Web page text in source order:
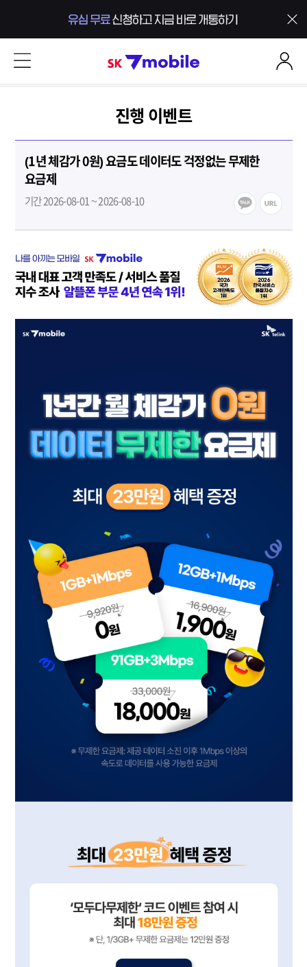
SK 7mobile
진행 이벤트
(1년 체감가 0원) 요금도 데이터도 걱정없는 무제한
요금제
기간 2026-08-01 ~ 2026-08-10